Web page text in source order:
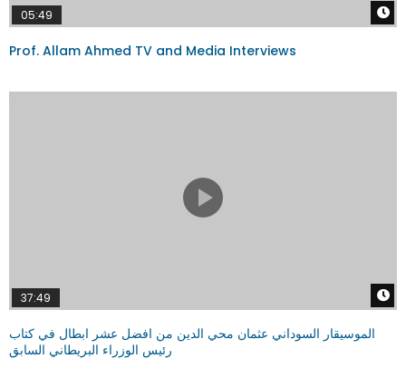
05:49
Prof. Allam Ahmed TV and Media Interviews
37:49
الموسيقار السوداني عثمان محي الدين من افضل عشر ابطال في كتاب
رئيس الوزراء البريطاني السابق